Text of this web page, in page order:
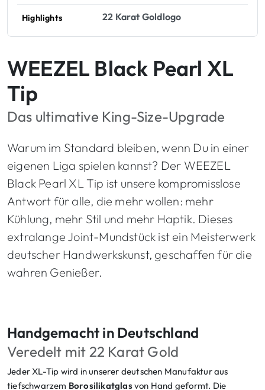
Highlights 22 Karat Goldlogo
WEEZEL Black Pearl XL
Tip
Das ultimative King-Size-Upgrade
Warum im Standard bleiben, wenn Du in einer
eigenen Liga spielen kannst? Der WEEZEL
Black Pearl XL Tip ist unsere kompromisslose
Antwort für alle, die mehr wollen: mehr
Kühlung, mehr Stil und mehr Haptik. Dieses
extralange Joint-Mundstück ist ein Meisterwerk
deutscher Handwerkskunst, geschaffen für die
wahren Genießer.
Handgemacht in Deutschland
Veredelt mit 22 Karat Gold
Jeder XL-Tip wird in unserer deutschen Manufaktur aus
tiefschwarzem Borosilikatglasvon Hand geformt. Die